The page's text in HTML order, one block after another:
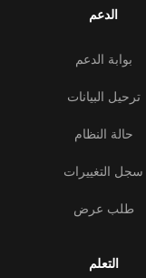
الدعم
بوابة الدعم
ترحيل البيانات
حالة النظام
سجل التغييرات
طلب عرض
التعلم